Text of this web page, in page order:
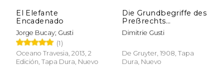
50%
dcto. $ 20.29
El Elefante
Encadenado
Jorge Bucay; Gusti
(1)
Oceano Travesia, 2013, 2
Edición, Tapa Dura, Nuevo
Die Grundbegriffe des
Preßrechts
(Abhandlungen des
Kriminalistischen
Universi) (en Alemán)
Dimitrie Gusti
De Gruyter, 1908, Tapa
Dura, Nuevo